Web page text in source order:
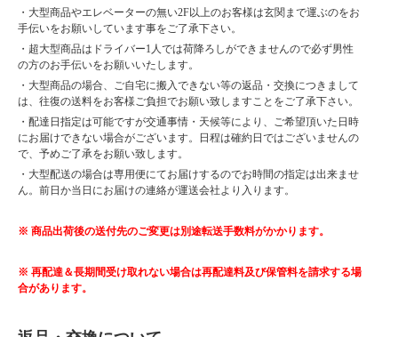
・大型商品やエレベーターの無い2F以上のお客様は玄関まで運ぶのをお
手伝いをお願いしています事をご了承下さい。
・超大型商品はドライバー1人では荷降ろしができませんので必ず男性
の方のお手伝いをお願いいたします。
・大型商品の場合、ご自宅に搬入できない等の返品・交換につきまして
は、往復の送料をお客様ご負担でお願い致しますことをご了承下さい。
・配達日指定は可能ですが交通事情・天候等により、ご希望頂いた日時
にお届けできない場合がございます。日程は確約日ではございませんの
で、予めご了承をお願い致します。
・大型配送の場合は専用便にてお届けするのでお時間の指定は出来ませ
ん。前日か当日にお届けの連絡が運送会社より入ります。
※ 商品出荷後の送付先のご変更は別途転送手数料がかかります。
※ 再配達＆長期間受け取れない場合は再配達料及び保管料を請求する場
合があります。